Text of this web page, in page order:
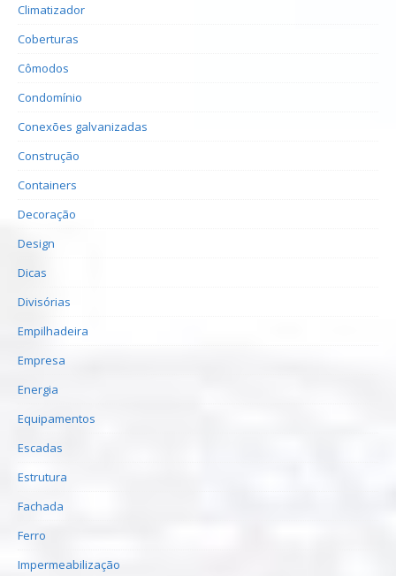
Climatizador
Coberturas
Cômodos
Condomínio
Conexões galvanizadas
Construção
Containers
Decoração
Design
Dicas
Divisórias
Empilhadeira
Empresa
Energia
Equipamentos
Escadas
Estrutura
Fachada
Ferro
Impermeabilização